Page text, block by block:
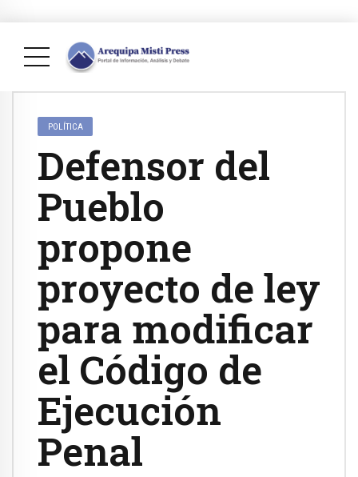
POLÍTICA
Defensor del
Pueblo
propone
proyecto de ley
para modificar
el Código de
Ejecución
Penal